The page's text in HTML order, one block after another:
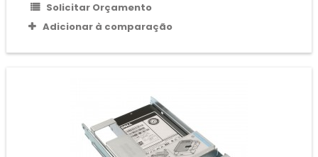
Solicitar Orçamento
Adicionar à comparação